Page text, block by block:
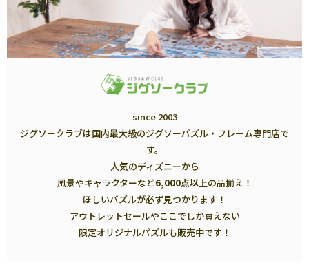
since 2003
ジグソークラブは国内最大級のジグソーパズル・フレーム専門店で
す。
人気のディズニーから
風景やキャラクターなど6,000点以上の品揃え！
ほしいパズルが必ず見つかります！
アウトレットセールやここでしか買えない
限定オリジナルパズルも販売中です！